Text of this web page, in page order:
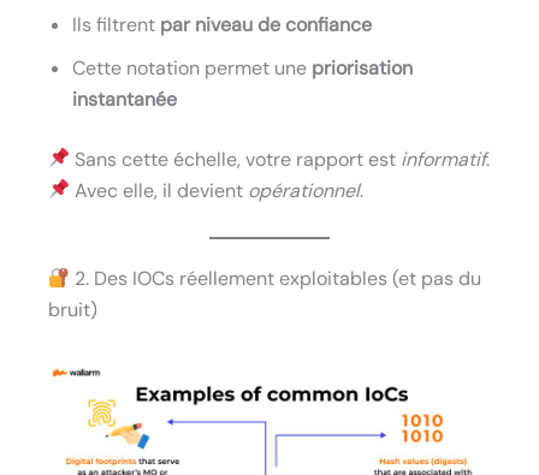
Ils filtrent par niveau de confiance
Cette notation permet une priorisation
instantanée
Sans cette échelle, votre rapport est informatif.
Avec elle, il devient opérationnel.
2. Des IOCs réellement exploitables (et pas du
bruit)